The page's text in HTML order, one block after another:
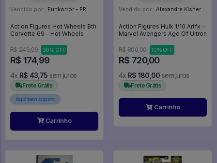
Vendido por: Funkorror - PR
Action Figures Hot Wheels $th
Corvette 69 - Hot Wheels
R$ 249,99 30% OFF
R$ 174,99
4x R$ 43,75 sem juros
Frete Grátis
Aqui tem cupom
Carrinho
Vendido por: Alexandre Kisner - PR
Action Figures Hulk 1/10 Artfx -
Marvel Avengers Age Of Ultron
R$ 800,00 10% OFF
R$ 720,00
4x R$ 180,00 sem juros
Frete Grátis
Carrinho